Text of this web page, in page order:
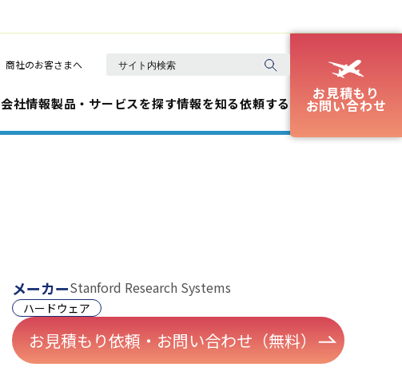
商社のお客さまへ
会社情報製品・サービスを探す情報を知る依頼する
お見積もり
お問い合わせ
メーカーStanford Research Systems
ハードウェア
お見積もり依頼・お問い合わせ（無料）